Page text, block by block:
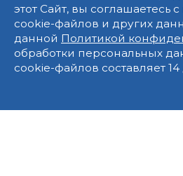
этот Сайт, вы соглашаетесь
cookie-файлов и других
данной Политикой
обработки персональных
cookie-файлов составляет